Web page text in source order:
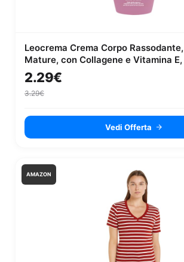
Leocrema Crema Corpo
Mature, con Collagene e Vitamina E,
Idratazione per 72 ore, 250ml
2.29€
3.29€
Vedi Offerta
AMAZON